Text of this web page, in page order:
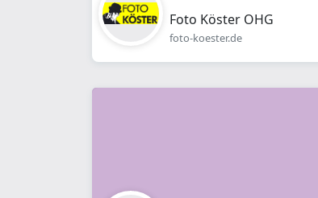
Foto Köster OHG
foto-koester.de